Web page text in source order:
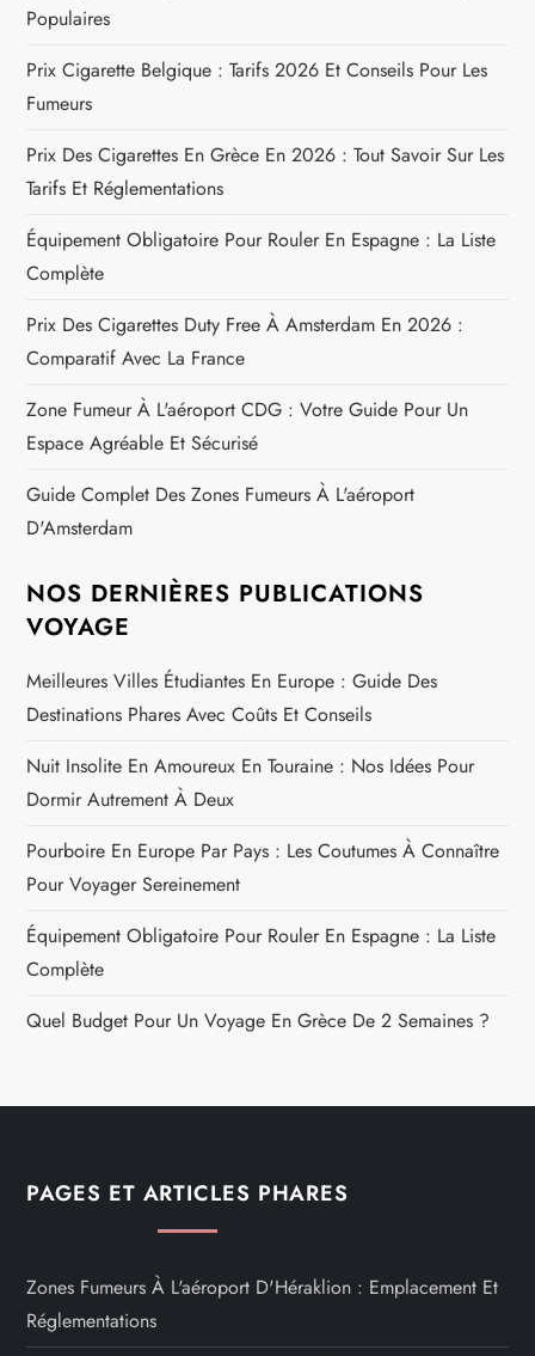
Populaires
Prix Cigarette Belgique : Tarifs 2026 Et Conseils Pour Les
Fumeurs
Prix Des Cigarettes En Grèce En 2026 : Tout Savoir Sur Les
Tarifs Et Réglementations
Équipement Obligatoire Pour Rouler En Espagne : La Liste
Complète
Prix Des Cigarettes Duty Free À Amsterdam En 2026 :
Comparatif Avec La France
Zone Fumeur À L'aéroport CDG : Votre Guide Pour Un
Espace Agréable Et Sécurisé
Guide Complet Des Zones Fumeurs À L'aéroport
D'Amsterdam
NOS DERNIÈRES PUBLICATIONS
VOYAGE
Meilleures Villes Étudiantes En Europe : Guide Des
Destinations Phares Avec Coûts Et Conseils
Nuit Insolite En Amoureux En Touraine : Nos Idées Pour
Dormir Autrement À Deux
Pourboire En Europe Par Pays : Les Coutumes À Connaître
Pour Voyager Sereinement
Équipement Obligatoire Pour Rouler En Espagne : La Liste
Complète
Quel Budget Pour Un Voyage En Grèce De 2 Semaines ?
PAGES ET ARTICLES PHARES
Zones Fumeurs À L'aéroport D'Héraklion : Emplacement Et
Réglementations